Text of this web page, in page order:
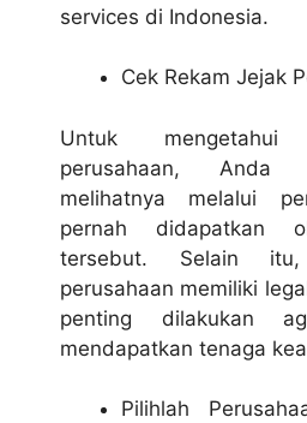
services di Indonesia.
Cek Rekam Jejak
Untuk
perusahaan, Anda
melihatnya melalui
pernah didapatkan
tersebut. Selain
perusahaan memiliki
penting dilakukan
mendapatkan tenaga
Pilihlah